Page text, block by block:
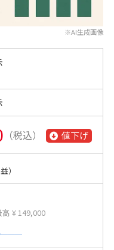
※AI生成画像
（税込） 値下げ
）
高 ¥ 149,000